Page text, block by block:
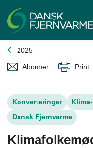
2025
Abonner Print
Konverteringer
Dansk Fjernvarme